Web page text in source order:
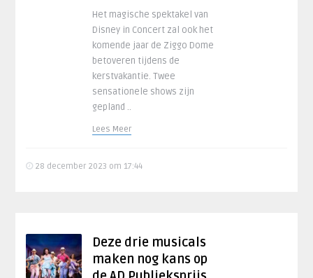
Het magische spektakel van
Disney in Concert zal ook het
komende jaar de Ziggo Dome
betoveren tijdens de
kerstvakantie. Twee
sensationele shows zijn
gepland ..
Lees Meer
28 december 2023 om 17:44
Deze drie musicals
maken nog kans op